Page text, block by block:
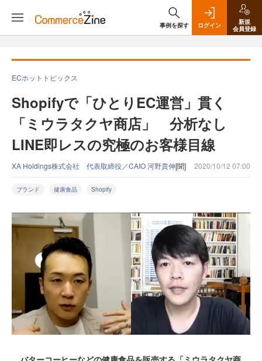
事例を探す ログイン
新規
会員登録
ECホットトピックス
Shopifyで「ひとりEC運営」貫く
「ミウラタクヤ商店」 分析なし
LINE即レスの究極のお客様目線
XA Holdings株式会社 代表取締役／CAIO 河野貴伸[聞] 2020/10/12 07:00
ブランド 健康食品 Shopify